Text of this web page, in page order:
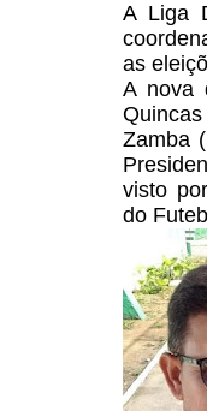
A Liga
as
A nova
Zamba
visto por
do